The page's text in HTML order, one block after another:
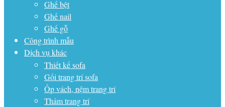
Ghế bệt
Ghế nail
Ghế gỗ
Công trình mẫu
Dịch vụ khác
Thiết kế sofa
Gối trang trí sofa
Ốp vách, nệm trang trí
Thảm trang trí